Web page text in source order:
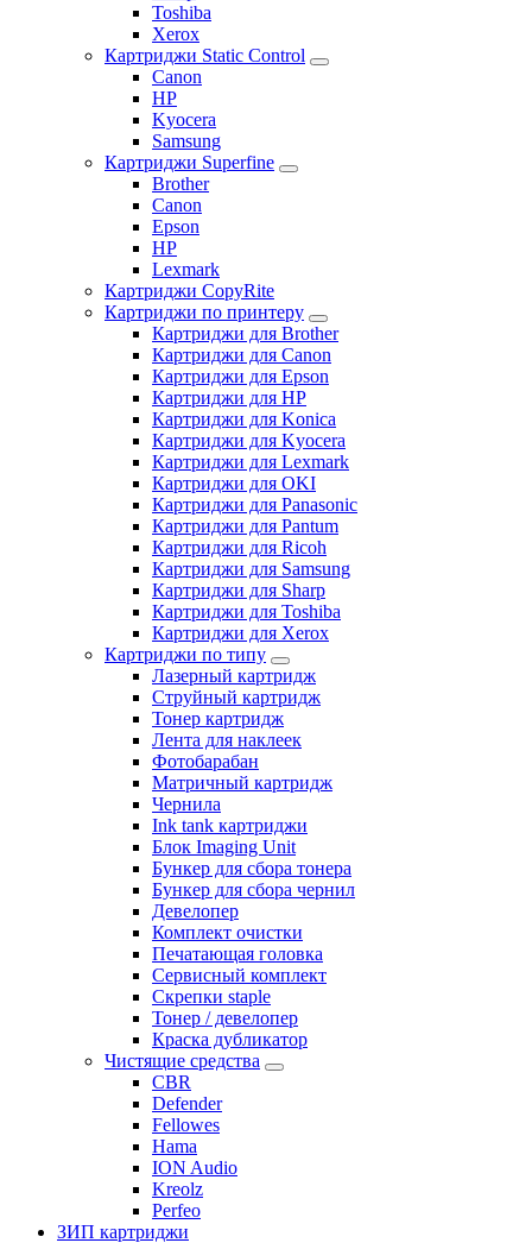
Toshiba
Xerox
Картриджи Static Control
Canon
HP
Kyocera
Samsung
Картриджи Superfine
Brother
Canon
Epson
HP
Lexmark
Картриджи CopyRite
Картриджи по принтеру
Картриджи для Brother
Картриджи для Canon
Картриджи для Epson
Картриджи для HP
Картриджи для Konica
Картриджи для Kyocera
Картриджи для Lexmark
Картриджи для OKI
Картриджи для Panasonic
Картриджи для Pantum
Картриджи для Ricoh
Картриджи для Samsung
Картриджи для Sharp
Картриджи для Toshiba
Картриджи для Xerox
Картриджи по типу
Лазерный картридж
Струйный картридж
Тонер картридж
Лента для наклеек
Фотобарабан
Матричный картридж
Чернила
Ink tank картриджи
Блок Imaging Unit
Бункер для сбора тонера
Бункер для сбора чернил
Девелопер
Комплект очистки
Печатающая головка
Сервисный комплект
Скрепки staple
Тонер / девелопер
Краска дубликатор
Чистящие средства
CBR
Defender
Fellowes
Hama
ION Audio
Kreolz
Perfeo
ЗИП картриджи